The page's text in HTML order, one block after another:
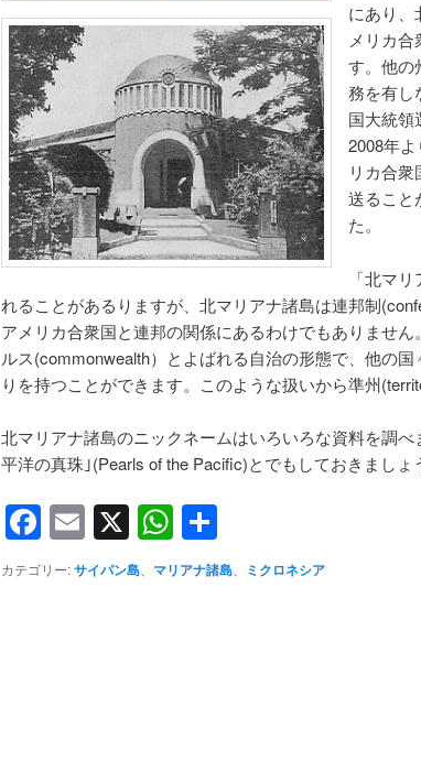
にあり、
メリカ
す。他の
務を有し
国大統領
2008年
リカ合
送ること
た。
「北マ
れることがあるりますが、北マリアナ諸島は連邦制
アメリカ合衆国と連邦の関係にあるわけでもありませ
ルス(commonwealth）とよばれる自治の形態で、他の
りを持つことができます。このような扱いから準州
北マリアナ諸島のニックネームはいろいろな資料を調
平洋の真珠｣(Pearls of the Pacific)とでもしておきましょ
Facebook
Email
X WhatsApp
有
カテゴリー:サイパン島 マリアナ諸島 ミクロネシア